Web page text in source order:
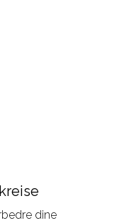
dine